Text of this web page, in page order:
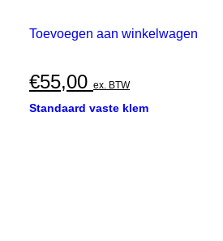
Toevoegen aan winkelwagen
€55,00 ex. BTW
Standaard vaste klem